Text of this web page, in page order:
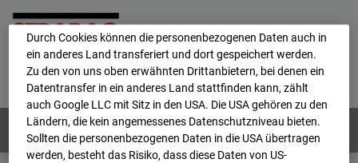
Home E-Mail Impressum
Login
Deutsch / English
Webcams: Alle Länder
Durch Cookies können die personenbezogenen Daten auch in
ein anderes Land transferiert und dort gespeichert werden.
Zu den von uns oben erwähnten Drittanbietern, bei denen ein
Datentransfer in ein anderes Land stattfinden kann, zählt
auch Google LLC mit Sitz in den USA. Die USA gehören zu den
Ländern, die kein angemessenes Datenschutzniveau bieten.
Sollten die personenbezogenen Daten in die USA übertragen
werden, besteht das Risiko, dass diese Daten von US-